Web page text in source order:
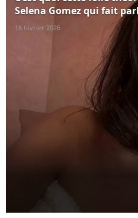
Selena Gomez qui fait
16 février 2026